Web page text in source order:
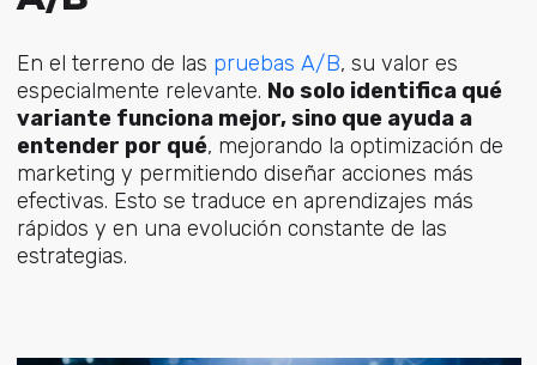
En el terreno de las pruebas A/B, su valor es
especialmente relevante. No solo identifica qué
variante funciona mejor, sino que ayuda a
entender por qué, mejorando la optimización de
marketing y permitiendo diseñar acciones más
efectivas. Esto se traduce en aprendizajes más
rápidos y en una evolución constante de las
estrategias.